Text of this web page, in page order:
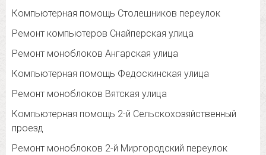
Компьютерная помощь Столешников переулок
Ремонт компьютеров Снайперская улица
Ремонт моноблоков Ангарская улица
Компьютерная помощь Федоскинская улица
Ремонт моноблоков Вятская улица
Компьютерная помощь 2-й Сельскохозяйственный
проезд
Ремонт моноблоков 2-й Миргородский переулок